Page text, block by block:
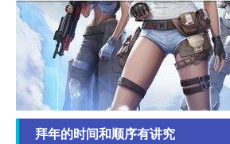
拜年的时间和顺序有讲究